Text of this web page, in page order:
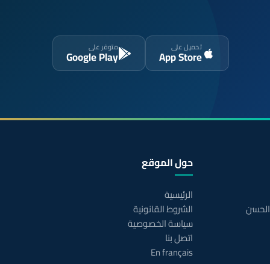
تحميل على
App Store
متوفر على
Google Play
حول الموقع
الرئيسية
الشروط القانونية
سياسة الخصوصية
اتصل بنا
En français